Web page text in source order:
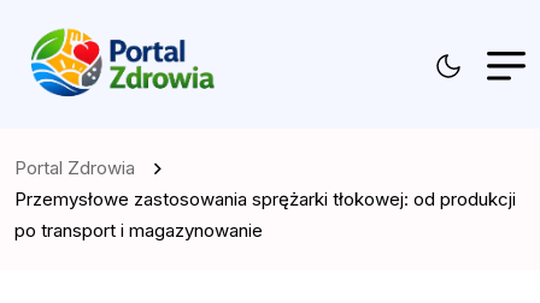
Portal Zdrowia
Przemysłowe zastosowania sprężarki tłokowej: od produkcji
po transport i magazynowanie